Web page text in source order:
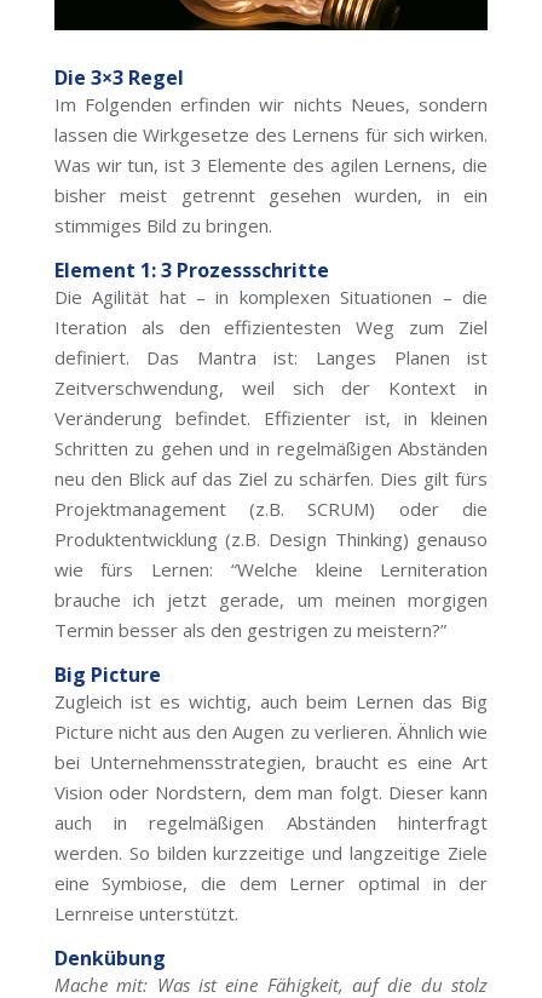
Die 3×3 Regel
Im Folgenden erfinden wir nichts Neues, sondern
lassen die Wirkgesetze des Lernens für sich wirken.
Was wir tun, ist 3 Elemente des agilen Lernens, die
bisher meist getrennt gesehen wurden, in ein
stimmiges Bild zu bringen.
Element 1: 3 Prozessschritte
Die Agilität hat – in komplexen Situationen – die
Iteration als den effizientesten Weg zum Ziel
definiert. Das Mantra ist: Langes Planen ist
Zeitverschwendung, weil sich der Kontext in
Veränderung befindet. Effizienter ist, in kleinen
Schritten zu gehen und in regelmäßigen Abständen
neu den Blick auf das Ziel zu schärfen. Dies gilt fürs
Projektmanagement (z.B. SCRUM) oder die
Produktentwicklung (z.B. Design Thinking) genauso
wie fürs Lernen: “Welche kleine Lerniteration
brauche ich jetzt gerade, um meinen morgigen
Termin besser als den gestrigen zu meistern?”
Big Picture
Zugleich ist es wichtig, auch beim Lernen das Big
Picture nicht aus den Augen zu verlieren. Ähnlich wie
bei Unternehmensstrategien, braucht es eine Art
Vision oder Nordstern, dem man folgt. Dieser kann
auch in regelmäßigen Abständen hinterfragt
werden. So bilden kurzzeitige und langzeitige Ziele
eine Symbiose, die dem Lerner optimal in der
Lernreise unterstützt.
Denkübung
Mache mit: Was ist eine Fähigkeit, auf die du stolz